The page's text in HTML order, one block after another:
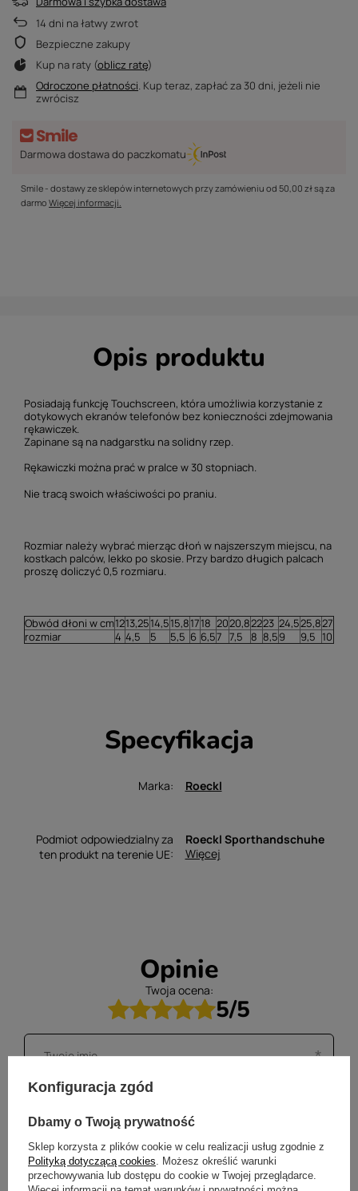
14 dni na łatwy zwrot
Bezpieczne zakupy
Kup na raty (oblicz ratę)
Odroczone płatności. Kup teraz, zapłać za 30 dni, jeżeli nie
zwrócisz
Darmowa dostawa do paczkomatu
Smile - dostawy ze sklepów internetowych przy zamówieniu od 50,00 złsą za
darmo Więcej informacji.
Opis produktu
Posiadają funkcję Touchscreen, która umożliwia korzystanie z
dotykowych ekranów telefonów bez konieczności zdejmowania
rękawiczek.
Zapinane są na nadgarstku na solidny rzep.
Rękawiczki można prać w pralce w 30 stopniach.
Nie tracą swoich właściwości po praniu.
Rozmiar należy wybrać mierząc dłoń w najszerszym miejscu, na
kostkach palców, lekko po skosie. Przy bardzo długich palcach
proszę doliczyć 0,5 rozmiaru.
Obwód dłoni w cm1213,2514,515,81718 2020,82223 24,525,827
rozmiar
4 4,5 5 5,5 6 6,57 7,5 8 8,59 9,5 10
Specyfikacja
Marka Roeckl
Podmiot odpowiedzialny za
ten produkt na terenie UE
Roeckl Sporthandschuhe
Więcej
Opinie
Twoja ocena:
5/5
Konfiguracja zgód
Dbamy o Twoją prywatność
Sklep korzysta z plików cookie w celu realizacji usług zgodnie z
Polityką dotyczącą cookies. Możesz określić warunki
przechowywania lub dostępu do cookie w Twojej przeglądarce.